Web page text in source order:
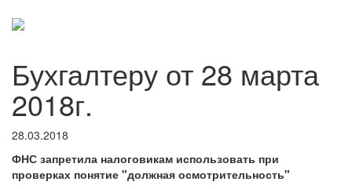
Бухгалтеру от 28 марта
2018г.
28.03.2018
ФНС запретила налоговикам использовать при
проверках понятие "должная осмотрительность"